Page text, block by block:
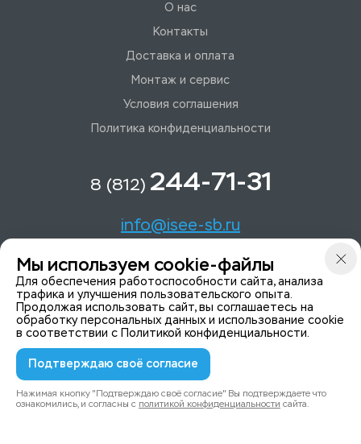
О нас
Контакты
Доставка и оплата
Монтаж и сервис
Условия соглашения
Политика конфиденциальности
8 (812) 244-71-31
info@isee-sb.ru
Светлановский пр-кт, д. 70, корп. 1
Мы в Telegam
© 2015-2026 ISeeYou - системы безопасности
Политика конфиденциальности
Мы используем cookie-файлы
Для обеспечения работоспособности сайта, анализа
трафика и улучшения пользовательского опыта.
Продолжая использовать сайт, вы соглашаетесь на
обработку персональных данных и использование cookie
в соответствии с Политикой конфиденциальности.
Подтверждаю своё согласие
Нажимая кнопку "Подтверждаю своё согласие" Вы подтверждаете что
ознакомились, и согласны с политикой конфиденциальности сайта.